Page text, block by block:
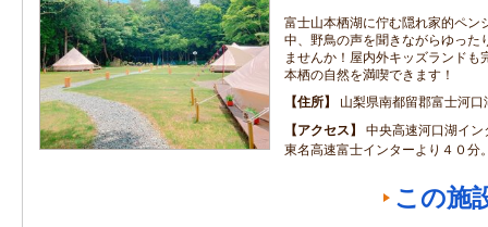
富士山本栖湖に佇む隠れ家的ペン
中、野鳥の声を聞きながらゆった
ませんか！屋内外キッズランドも
本栖の自然を満喫できます！
住所
山梨県南都留郡富士河
アクセス
中央高速河口湖イ
東名高速富士インターより４０分
この施